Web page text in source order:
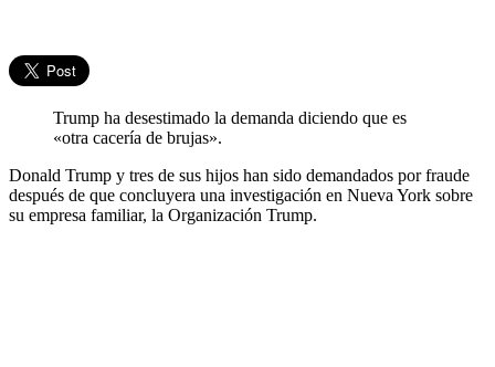
Trump ha desestimado la demanda diciendo que es
«otra cacería de brujas».
Donald Trump y tres de sus hijos han sido demandados por fraude
después de que concluyera una investigación en Nueva York sobre
su empresa familiar, la Organización Trump.